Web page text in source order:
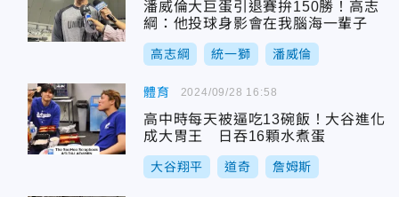
潘威倫大巨蛋引退賽拚150勝！高志
綱：他投球身影會在我腦海一輩子
高志綱 統一獅 潘威倫
體育
高中時每天被逼吃13碗飯！大谷進化
成大胃王 日吞16顆水煮蛋
大谷翔平 道奇 詹姆斯
2024/09/28 16:58